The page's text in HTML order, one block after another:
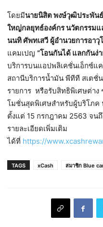
โดยมีนายนิสิต พงษ์วุฒิประพัน
ใหญ่กลยุทธ์องค์กร นวัตกรรมแ
นนทิ ศัพทเสวี ผู้อำนวยการอาวุ
แคมเปญ “โอนกันได้ แลกกันง่า
บริการบนแอปพลิเคชั่นเอ็กซ์แ
สถานีบริการน้ำมัน พีทีที สเตชั่
รายการ หรือรับสิทธิพิเศษต่า
โมชั่นสุดพิเศษสำหรับผู้บริโภค
ตั้งแต่ 15 กรกฎาคม 2563 จน
รายละเอียดเพิ่มเติม
ได้ที่ https://
TAGS xCash สมาชิก Blue